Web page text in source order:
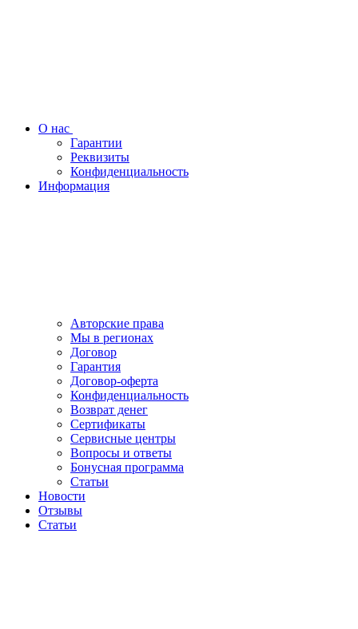
О нас
Гарантии
Реквизиты
Конфиденциальность
Информация
Авторские права
Мы в регионах
Договор
Гарантия
Договор-оферта
Конфиденциальность
Возврат денег
Сертификаты
Сервисные центры
Вопросы и ответы
Бонусная программа
Статьи
Новости
Отзывы
Статьи